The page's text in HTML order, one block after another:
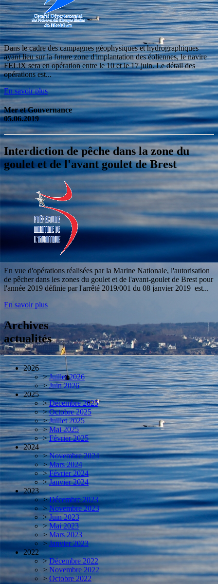
Dans le cadre des campagnes géophysiques et hydrographiques
ayant lieu sur la future zone d'implantation des éoliennes, le navire
FELIX sera en opération entre le 10 et le 17 juin. Le détail des
opérations est...
En savoir plus
Mer et Gouvernance
05.06.2019
Interdiction de pêche dans la zone du
goulet et de l'avant goulet de Brest
En vue d'opérations réalisées par la Marine Nationale, l'autorisation
de pêcher dans les zones du goulet et de l'avant-goulet de Brest pour
l'année 2019 définie par l'arrêté 2019/001 du 08 janvier 2019 est...
En savoir plus
Archives
actualités
2026
> Juillet 2026
> Juin 2026
2025
> Décembre 2025
> Octobre 2025
> Juillet 2025
> Mai 2025
> Février 2025
2024
> Novembre 2024
> Mars 2024
> Février 2024
> Janvier 2024
2023
> Décembre 2023
> Novembre 2023
> Juin 2023
> Mai 2023
> Mars 2023
> Janvier 2023
2022
> Décembre 2022
> Novembre 2022
> Octobre 2022